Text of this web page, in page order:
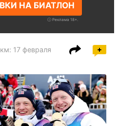
НА БИАТЛОН
ⓘ Реклама 18+.
: 17 февраля